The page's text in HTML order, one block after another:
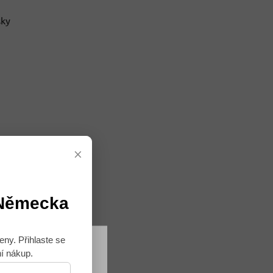
Souhlasím
×
Přihlaste se
nákup.